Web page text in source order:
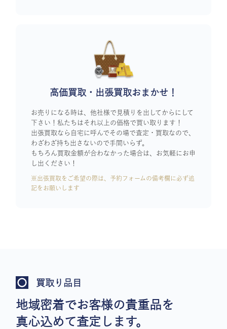
高価買取・出張買取おまかせ！
お売りになる時は、他社様で見積りを出してからにして
下さい！私たちはそれ以上の価格で買い取ります！
出張買取なら自宅に呼んでその場で査定・買取なので、
わざわざ持ち出さないので手間いらず。
もちろん買取金額が合わなかった場合は、お気軽にお申
し出ください！
※出張買取をご希望の際は、予約フォームの備考欄に必ず追
記をお願いします
買取り品目
地域密着でお客様の貴重品を
真心込めて査定します。